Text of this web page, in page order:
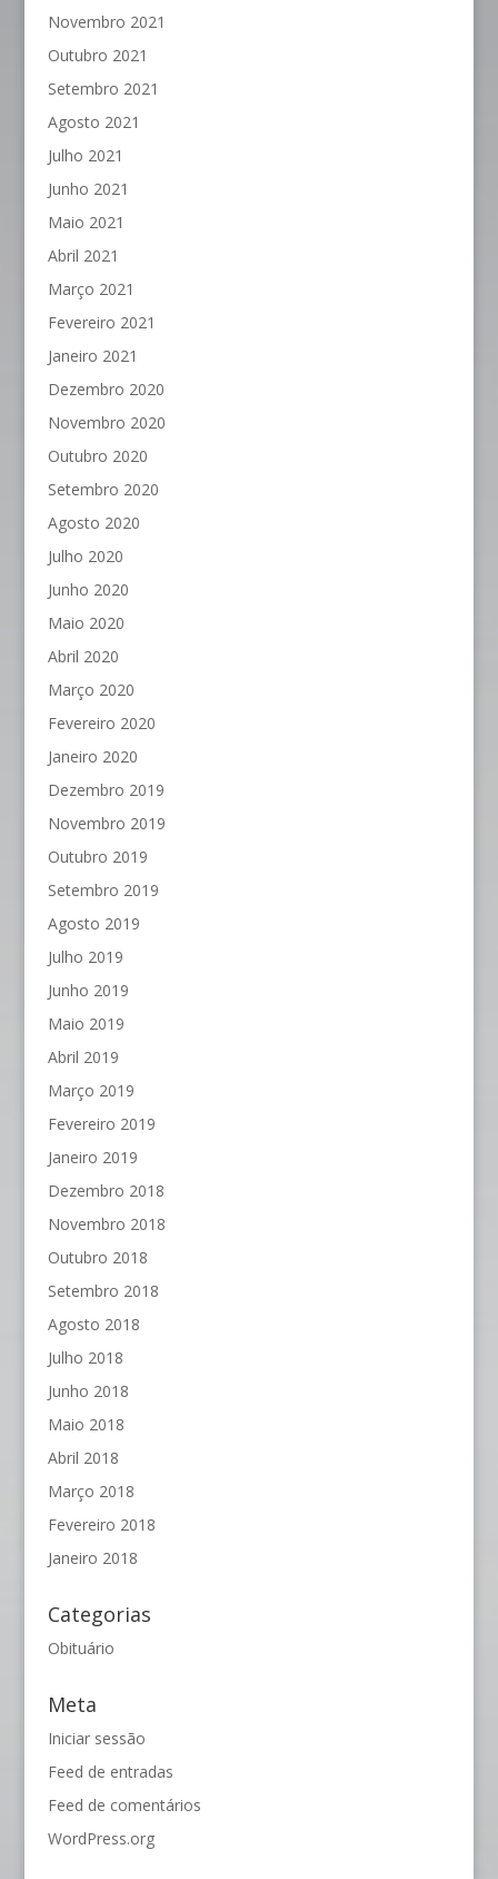
Novembro 2021
Outubro 2021
Setembro 2021
Agosto 2021
Julho 2021
Junho 2021
Maio 2021
Abril 2021
Março 2021
Fevereiro 2021
Janeiro 2021
Dezembro 2020
Novembro 2020
Outubro 2020
Setembro 2020
Agosto 2020
Julho 2020
Junho 2020
Maio 2020
Abril 2020
Março 2020
Fevereiro 2020
Janeiro 2020
Dezembro 2019
Novembro 2019
Outubro 2019
Setembro 2019
Agosto 2019
Julho 2019
Junho 2019
Maio 2019
Abril 2019
Março 2019
Fevereiro 2019
Janeiro 2019
Dezembro 2018
Novembro 2018
Outubro 2018
Setembro 2018
Agosto 2018
Julho 2018
Junho 2018
Maio 2018
Abril 2018
Março 2018
Fevereiro 2018
Janeiro 2018
Categorias
Obituário
Meta
Iniciar sessão
Feed de entradas
Feed de comentários
WordPress.org